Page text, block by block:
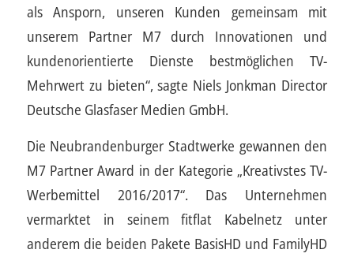
als Ansporn, unseren Kunden gemeinsam mit
unserem Partner M7 durch Innovationen und
kundenorientierte Dienste bestmöglichen TV-
Mehrwert zu bieten“, sagte Niels Jonkman Director
Deutsche Glasfaser Medien GmbH.
Die Neubrandenburger Stadtwerke gewannen den
M7 Partner Award in der Kategorie „Kreativstes TV-
Werbemittel 2016/2017“. Das Unternehmen
vermarktet in seinem fitflat Kabelnetz unter
anderem die beiden Pakete BasisHD und FamilyHD